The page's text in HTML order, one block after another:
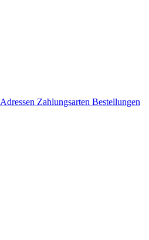
Adressen Zahlungsarten Bestellungen